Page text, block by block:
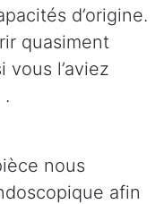
d’origine.
quasiment
l’aviez
.
nous
afin